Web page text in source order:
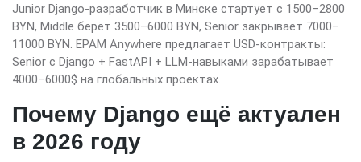
Junior Django-разработчик в Минске стартует с 1500–2800
BYN, Middle берёт 3500–6000 BYN, Senior закрывает 7000–
11000 BYN. EPAM Anywhere предлагает USD-контракты:
Senior с Django + FastAPI + LLM-навыками зарабатывает
4000–6000$ на глобальных проектах.
Почему Django ещё актуален
в 2026 году